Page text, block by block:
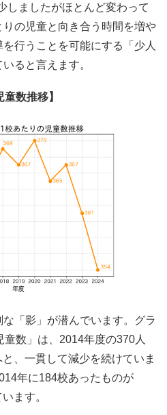
しましたがほとんど変わって
の児童と向き合う時間を増や
行うことを可能にする「少人
ると言えます。
数推移】
「影」が潜んでいます。グラ
数」は、2014年度の370人
、一貫して減少を続けていま
年に184校あったものが
ます。